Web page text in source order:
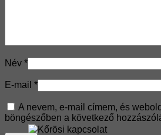
Név *
E-mail *
A nevem, e-mail címem, és
böngészőben a következő